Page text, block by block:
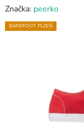
Značka: peerko
BAREFOOT PLZEŇ